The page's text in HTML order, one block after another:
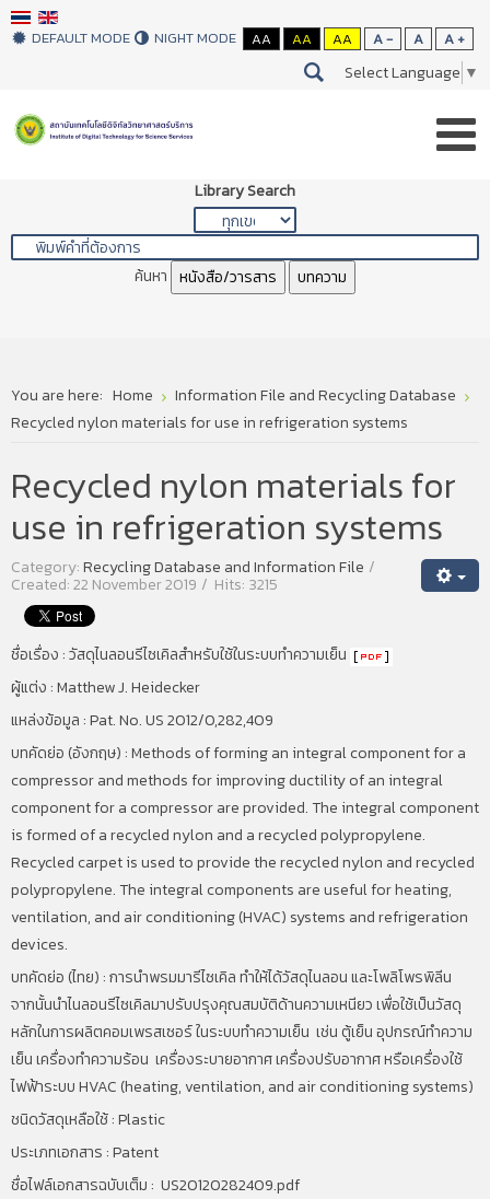
DEFAULT MODE NIGHT MODE AA AA AA A - A A +
Select Language ▼
Library Search
ค้นหา หนังสือ/วารสาร บทความ
You are here: Home
Information File and Recycling Database
Recycled nylon materials for use in refrigeration systems
Recycled nylon materials for
use in refrigeration systems
Category:Recycling Database and Information File
Created: 22 November 2019 Hits: 3215
ชื่อเรื่อง :วัสดุไนลอนรีไซเคิลสำหรับใช้ในระบบทำความเย็น
ผู้แต่ง : Matthew J. Heidecker
แหล่งข้อมูล : Pat. No. US 2012/0,282,409
บทคัดย่อ (อังกฤษ) : Methods of forming an integral component for a
compressor and methods for improving ductility of an integral
component for a compressor are provided. The integral component
is formed of a recycled nylon and a recycled polypropylene.
Recycled carpet is used to provide the recycled nylon and recycled
polypropylene. The integral components are useful for heating,
ventilation, and air conditioning (HVAC) systems and refrigeration
devices.
บทคัดย่อ (ไทย) :การนำพรมมารีไซเคิล ทำให้ได้วัสดุไนลอน และโพลิโพรพิลีน
จากนั้นนำไนลอนรีไซเคิลมาปรับปรุงคุณสมบัติด้านความเหนียว เพื่อใช้เป็นวัสดุ
หลักในการผลิตคอมเพรสเซอร์ ในระบบทำความเย็น เช่น ตู้เย็น อุปกรณ์ทำความ
เย็น เครื่องทำความร้อน เครื่องระบายอากาศ เครื่องปรับอากาศ หรือเครื่องใช้
ไฟฟ้าระบบHVAC (heating, ventilation, and air conditioning systems)
ชนิดวัสดุเหลือใช้ : Plastic
ประเภทเอกสาร : Patent
ชื่อไฟล์เอกสารฉบับเต็ม : US20120282409.pdf